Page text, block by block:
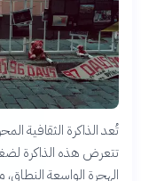
تُعد الذاكرة الثقافية
تتعرض هذه الذاكرة
الهجرة الواسعة